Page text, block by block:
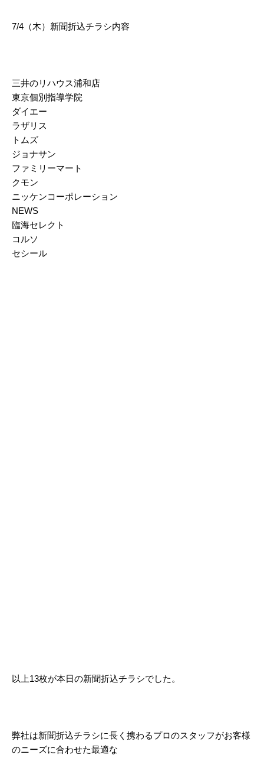
2025/06
2025/03
2025/02
2025/01
2024/12
2024/11
2024/10
2024/09
2023/01
2022/10
7/4（木）新聞折込チラシ内容
三井のリハウス浦和店
東京個別指導学院
ダイエー
ラザリス
トムズ
ジョナサン
ファミリーマート
クモン
ニッケンコーポレーション
NEWS
臨海セレクト
コルソ
セシール
以上13枚が本日の新聞折込チラシでした。
弊社は新聞折込チラシに長く携わるプロのスタッフがお客様
のニーズに合わせた最適な